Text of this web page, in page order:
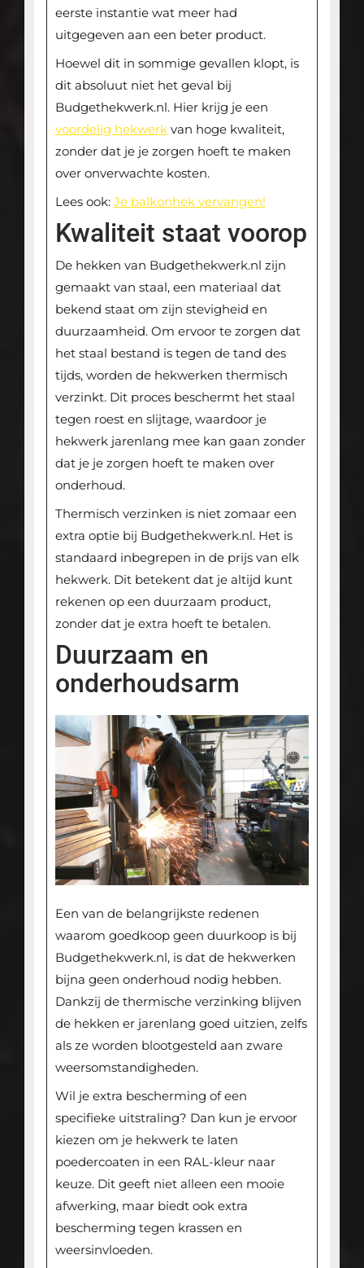
eerste instantie wat meer had
uitgegeven aan een beter product.
Hoewel dit in sommige gevallen klopt, is
dit absoluut niet het geval bij
Budgethekwerk.nl. Hier krijg je een
voordelig hekwerkvan hoge kwaliteit,
zonder dat je je zorgen hoeft te maken
over onverwachte kosten.
Lees ook: Je balkonhek vervangen!
Kwaliteit staat voorop
De hekken van Budgethekwerk.nl zijn
gemaakt van staal, een materiaal dat
bekend staat om zijn stevigheid en
duurzaamheid. Om ervoor te zorgen dat
het staal bestand is tegen de tand des
tijds, worden de hekwerken thermisch
verzinkt. Dit proces beschermt het staal
tegen roest en slijtage, waardoor je
hekwerk jarenlang mee kan gaan zonder
dat je je zorgen hoeft te maken over
onderhoud.
Thermisch verzinken is niet zomaar een
extra optie bij Budgethekwerk.nl. Het is
standaard inbegrepen in de prijs van elk
hekwerk. Dit betekent dat je altijd kunt
rekenen op een duurzaam product,
zonder dat je extra hoeft te betalen.
Duurzaam en
onderhoudsarm
Een van de belangrijkste redenen
waarom goedkoop geen duurkoop is bij
Budgethekwerk.nl, is dat de hekwerken
bijna geen onderhoud nodig hebben.
Dankzij de thermische verzinking blijven
de hekken er jarenlang goed uitzien, zelfs
als ze worden blootgesteld aan zware
weersomstandigheden.
Wil je extra bescherming of een
specifieke uitstraling? Dan kun je ervoor
kiezen om je hekwerk te laten
poedercoaten in een RAL-kleur naar
keuze. Dit geeft niet alleen een mooie
afwerking, maar biedt ook extra
bescherming tegen krassen en
weersinvloeden.